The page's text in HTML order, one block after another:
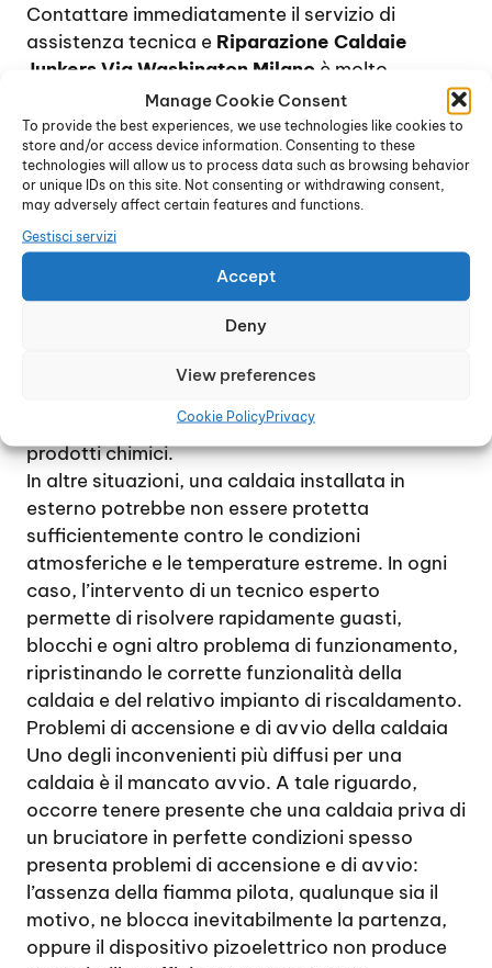
Manage Cookie Consent
To provide the best experiences, we use technologies like cookies to
store and/or access device information. Consenting to these
technologies will allow us to process data such as browsing behavior
or unique IDs on this site. Not consenting or withdrawing consent,
may adversely affect certain features and functions.
Gestisci servizi
Accept
Deny
View preferences
Cookie PolicyPrivacy
Contattare immediatamente il servizio di
assistenza tecnica e Riparazione Caldaie
Junkers Via Washington Milano è molto
importante, in quanto consente agli operatori di
capire subito la natura del guasto e pianificare
la riparazione di conseguenza.
Le cause di un guasto alla caldaia possono
essere diverse. Talvolta, il problema non è
legato al dispositivo stesso ma ad un
caloriferi, ostruite dal calcare, o ad una
combustione incompleta o non corretta, oppure
all’interno della caldaia, specialmente se
ricorrere ad una procedura di lavaggio con
prodotti chimici.
In altre situazioni, una caldaia installata in
esterno potrebbe non essere protetta
sufficientemente contro le condizioni
atmosferiche e le temperature estreme. In ogni
caso, l’intervento di un tecnico esperto
permette di risolvere rapidamente guasti,
blocchi e ogni altro problema di funzionamento,
ripristinando le corrette funzionalità della
caldaia e del relativo impianto di riscaldamento.
Problemi di accensione e di avvio della caldaia
Uno degli inconvenienti più diffusi per una
caldaia è il mancato avvio. A tale riguardo,
occorre tenere presente che una caldaia priva di
un bruciatore in perfette condizioni spesso
presenta problemi di accensione e di avvio:
l’assenza della fiamma pilota, qualunque sia il
motivo, ne blocca inevitabilmente la partenza,
oppure il dispositivo pizoelettrico non produce